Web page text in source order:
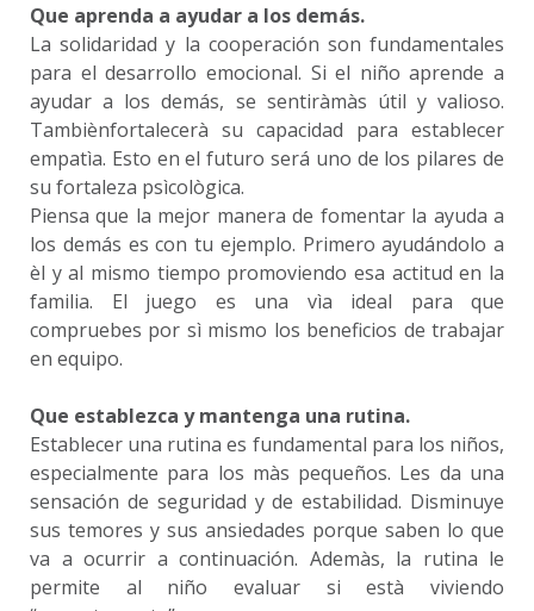
Que aprenda a ayudar a los demás.
La solidaridad y la cooperación son fundamentales
para el desarrollo emocional. Si el niño aprende a
ayudar a los demás, se sentiràmàs útil y valioso.
Tambiènfortalecerà su capacidad para establecer
empatìa. Esto en el futuro será uno de los pilares de
su fortaleza psìcològica.
Piensa que la mejor manera de fomentar la ayuda a
los demás es con tu ejemplo. Primero ayudándolo a
èl y al mismo tiempo promoviendo esa actitud en la
familia. El juego es una vìa ideal para que
compruebes por sì mismo los beneficios de trabajar
en equipo.
Que establezca y mantenga una rutina.
Establecer una rutina es fundamental para los niños,
especialmente para los màs pequeños. Les da una
sensación de seguridad y de estabilidad. Disminuye
sus temores y sus ansiedades porque saben lo que
va a ocurrir a continuación. Ademàs, la rutina le
permite al niño evaluar si està viviendo